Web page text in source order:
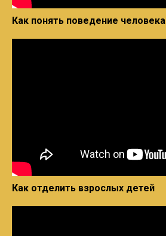
Как понять поведение человека
Как отделить взрослых детей